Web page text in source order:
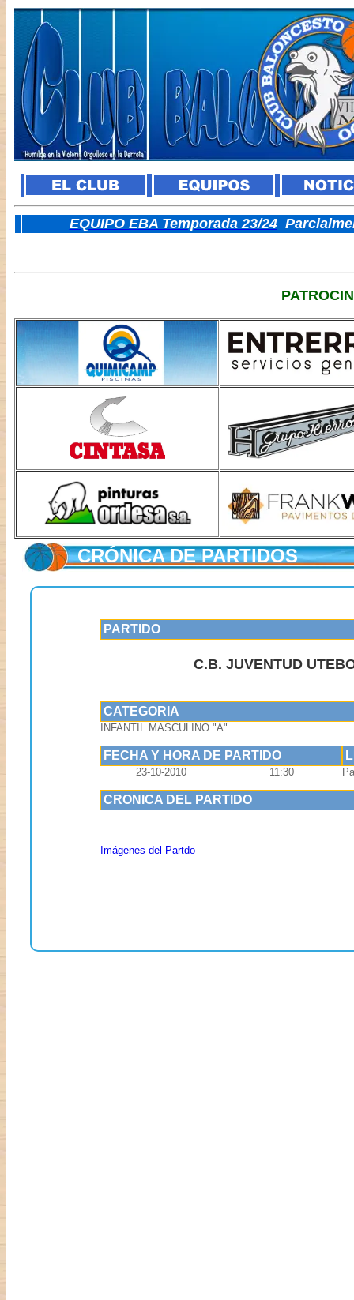
EQUIPO EBA Temporada 23/24
CRÓNICA DE PARTIDOS
PARTIDO
C.B. JUVENTUD
CATEGORIA
INFANTIL MASCULINO "A"
FECHA Y HORA DE PARTIDO
23-10-2010 11:30
CRONICA DEL PARTIDO
Imágenes del Partdo